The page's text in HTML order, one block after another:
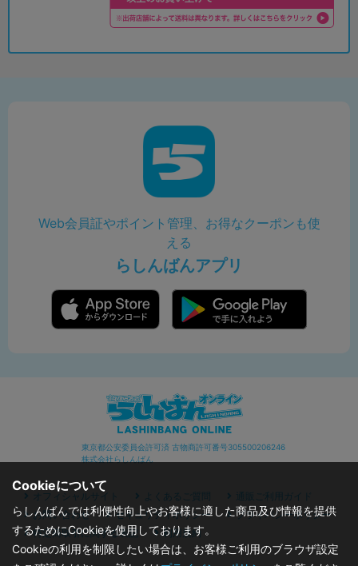
Web会員証やポイント管理、お得なクーポンも使
える
らしんばんアプリ
東京都公安委員会許可済 古物商許可番号305500206246
株式会社らしんばん
オフィシャルサイト よくあるご質問
通販ご利用ガイド
お問い合わせ
セキュリティポリシー
プライバシーポリシー
特定商取引に関する表記
利用規約
Cookieについて
らしんばんでは利便性向上やお客様に適した商品及び情報を提供
するためにCookieを使用しております。
Cookieの利用を制限したい場合は、お客様ご利用のブラウザ設定